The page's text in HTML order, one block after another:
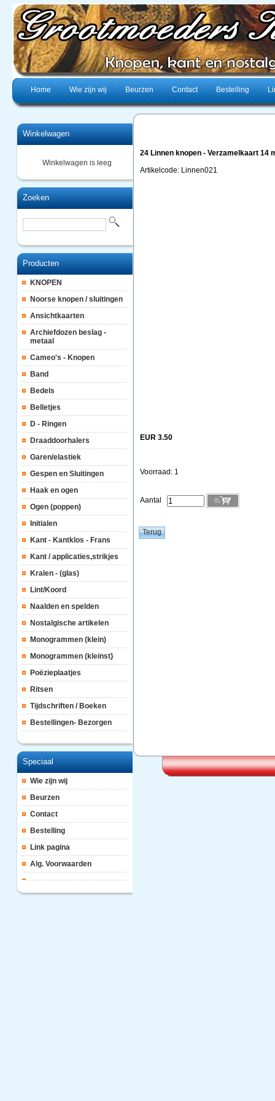
Home Wie zijn wij Beurzen Contact Bestelling
Winkelwagen
Winkelwagen is leeg
Zoeken
Producten
KNOPEN
Noorse knopen / sluitingen
Ansichtkaarten
Archiefdozen beslag -
metaal
Cameo's - Knopen
Band
Bedels
Belletjes
D - Ringen
Draaddoorhalers
Garen/elastiek
Gespen en Sluitingen
Haak en ogen
Ogen (poppen)
Initialen
Kant - Kantklos - Frans
Kant / applicaties,strikjes
Kralen - (glas)
Lint/Koord
Naalden en spelden
Nostalgische artikelen
Monogrammen (klein)
Monogrammen (kleinst}
Poëzieplaatjes
Ritsen
Tijdschriften / Boeken
Bestellingen- Bezorgen
Speciaal
Wie zijn wij
Beurzen
Contact
Bestelling
Link pagina
Alg. Voorwaarden
24 Linnen knopen - Verzamelkaart 14
Artikelcode: Linnen021
EUR 3.50
Voorraad: 1
Aantal